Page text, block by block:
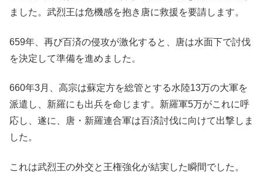
ました。武烈王は危機感を抱き唐に救援を要請します。
659年、再び百済の侵攻が激化すると、唐は水面下で討伐
を決定して準備を進めました。
660年3月、高宗は蘇定方を総管とする水陸13万の大軍を
派遣し、新羅にも出兵を命じます。新羅軍5万がこれに呼
応し、遂に、唐・新羅連合軍は百済討伐に向けて出撃しま
した。
これは武烈王の外交と王権強化が結実した瞬間でした。